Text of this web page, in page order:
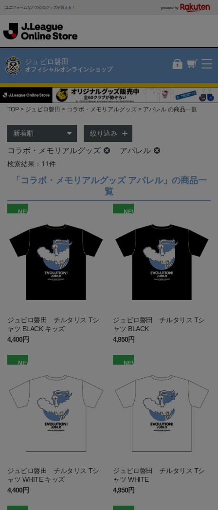
ユニフォームなどの公式グッズが買える！ powered by
ジュビロ磐田
オフィシャルオンラインショップ
TOP ジュビロ磐田 コラボ・メモリアルグッズ アパレル の商品一覧
絞り込み
コラボ・メモリアルグッズ アパレル
検索結果：11件
「コラボ・メモリアルグッズ アパレル」の商品一
覧
NEW
ジュビロ磐田 チルタリス Tシ
ャツ BLACK キッズ
4,400円
NEW
ジュビロ磐田 チルタリス Tシ
ャツ BLACK
4,950円
NEW
ジュビロ磐田 チルタリス Tシ
ャツ WHITE キッズ
4,400円
NEW
ジュビロ磐田 チルタリス Tシ
ャツ WHITE
4,950円